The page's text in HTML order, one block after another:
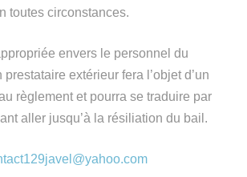
toutes circonstances.
envers le personnel du
extérieur fera l’objet d’un
règlement et pourra se traduire par
aller jusqu’à la résiliation du bail.